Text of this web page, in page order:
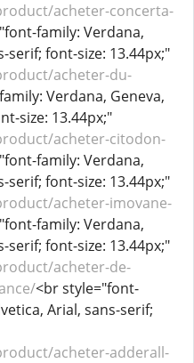
acheter-concerta-
family: Verdana,
serif; font-size: 13.44px;"
acheter-du-
Verdana, Geneva,
size: 13.44px;"
acheter-citodon-
family: Verdana,
serif; font-size: 13.44px;"
acheter-imovane-
family: Verdana,
serif; font-size: 13.44px;"
acheter-de-
<br style="font-
Arial, sans-serif;
acheter-adderall-